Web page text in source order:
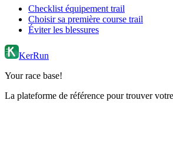
Checklist équipement trail
Choisir sa première course trail
Éviter les blessures
KerRun
Your race base!
La plateforme de référence pour trouver